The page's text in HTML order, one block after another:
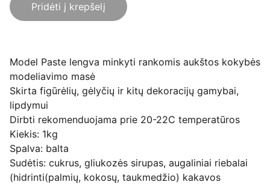
Pridėti į krepšelį
Model Paste lengva minkyti rankomis aukštos kokybės
modeliavimo masė
Skirta figūrėlių, gėlyčių ir kitų dekoracijų gamybai,
lipdymui
Dirbti rekomenduojama prie 20-22C temperatūros
Kiekis: 1kg
Spalva: balta
Sudėtis: cukrus, gliukozės sirupas, augaliniai riebalai
(hidrinti(palmių, kokosų, taukmedžio) kakavos